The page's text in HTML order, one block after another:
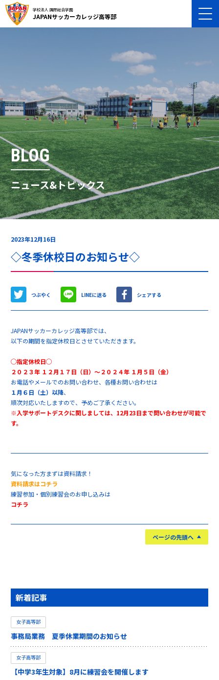
学校法人 国際総合学園
JAPANサッカーカレッジ高等部
BLOG
ニュース&トピックス
2023年12月16日
◇冬季休校日のお知らせ◇
つぶやく LINEに送る シェアする
JAPANサッカーカレッジ高等部では、
以下の期間を指定休校日とさせていただきます。
◯指定休校日◯
２０２３年 １２月１７日（日）～２０２４年 １月５日（金）
お電話やメールでのお問い合わせ、各種お問い合わせは
１月６日（土）以降、
順次対応いたしますので、予めご了承ください。
※入学サポートデスクに関しましては、12月23日まで問い合わせが可能で
す。
気になった方まずは資料請求！
資料請求はコチラ
練習参加・個別練習会のお申し込みは
コチラ
ページの先頭へ
新着記事
女子高等部
事務局業務 夏季休業期間のお知らせ
女子高等部
【中学3年生対象】8月に練習会を開催します